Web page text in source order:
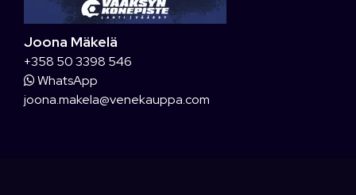
Joona Mäkelä
+358 50 3398 546
WhatsApp
joona.makela@venekauppa.com